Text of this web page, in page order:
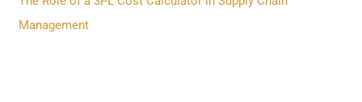
Management